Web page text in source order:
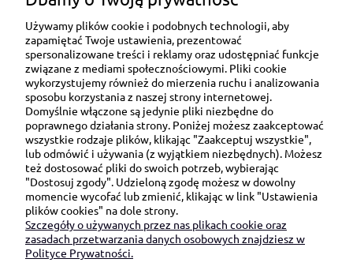
Ul. Brukowa 6/8 lok. 57/58
91-341 Łódź
NIP: 6751510615
SKONTAKTUJ SIĘ Z NAMI:
sklep@be-happygifts.com
+48 690 172 872
(pon-pt 9:00 - 15:30)
Używamy plików cookie i podobnych technologii, aby
zapamiętać Twoje ustawienia, prezentować
spersonalizowane treści i reklamy oraz udostępniać funkcje
związane z mediami społecznościowymi. Pliki cookie
wykorzystujemy również do mierzenia ruchu i analizowania
sposobu korzystania z naszej strony internetowej.
Domyślnie włączone są jedynie pliki niezbędne do
poprawnego działania strony. Poniżej możesz zaakceptować
wszystkie rodzaje plików, klikając "Zaakceptuj wszystkie",
lub odmówić i używania (z wyjątkiem niezbędnych). Możesz
też dostosować pliki do swoich potrzeb, wybierając
"Dostosuj zgody". Udzieloną zgodę możesz w dowolny
momencie wycofać lub zmienić, klikając w link "Ustawienia
plików cookies" na dole strony.
Szczegóły o używanych przez nas plikach cookie oraz
zasadach przetwarzania danych osobowych znajdziesz w
Polityce Prywatności.